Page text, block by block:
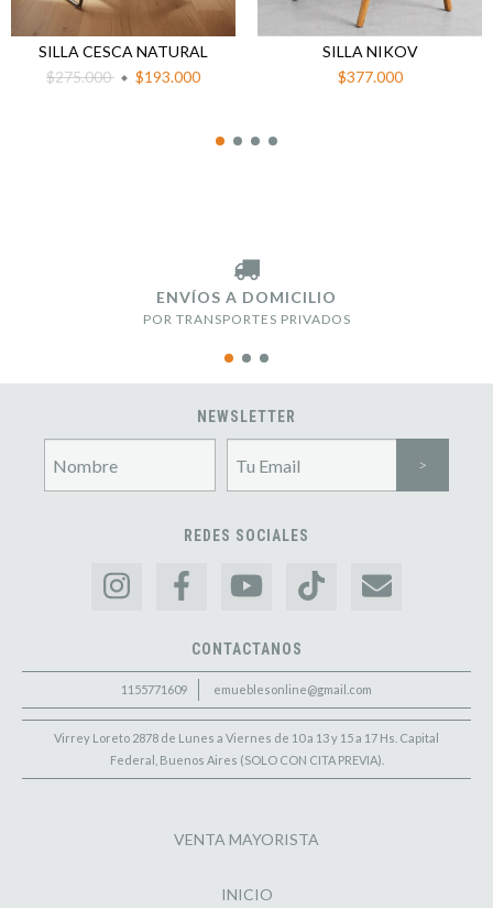
SILLA CESCA NATURAL
$275.000
$193.000
SILLA NIKOV
$377.000
ENVÍOS A DOMICILIO
POR TRANSPORTES PRIVADOS
NEWSLETTER
REDES SOCIALES
CONTACTANOS
1155771609 emueblesonline@gmail.com
Virrey Loreto 2878 de Lunes a Viernes de 10 a 13 y 15 a 17 Hs. Capital
Federal, Buenos Aires (SOLO CON CITA PREVIA).
VENTA MAYORISTA
INICIO